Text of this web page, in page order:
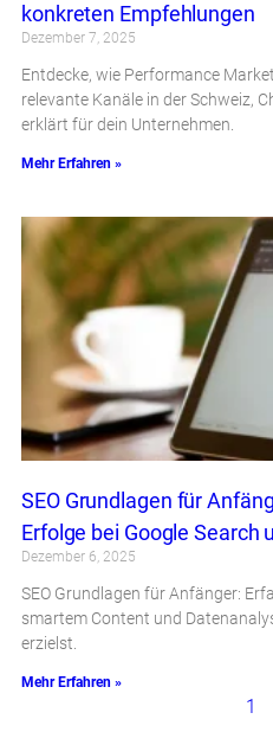
konkreten Empfehlungen
Dezember 7, 2025
Entdecke, wie Performance
relevante Kanäle in der Schweiz,
erklärt für dein Unternehmen.
Mehr Erfahren »
SEO Grundlagen für
Erfolge bei Google Search
Dezember 6, 2025
SEO Grundlagen für Anfänger:
smartem Content und
erzielst.
Mehr Erfahren »
1